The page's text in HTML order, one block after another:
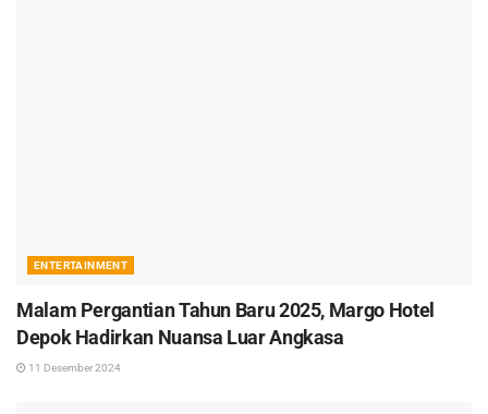
ENTERTAINMENT
Malam Pergantian Tahun Baru 2025, Margo Hotel
Depok Hadirkan Nuansa Luar Angkasa
11 Desember 2024